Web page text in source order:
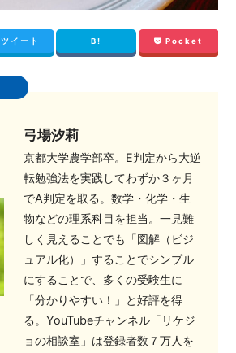
ツイート B! Pocket
弓場汐莉
京都大学農学部卒。E判定から大逆
転勉強法を実践してわずか３ヶ月
でA判定を取る。数学・化学・生
物などの理系科目を担当。一見難
しく見えることでも「図解（ビジ
ュアル化）」することでシンプル
にすることで、多くの受験生に
「分かりやすい！」と好評を得
る。YouTubeチャンネル「リケジ
ョの相談室」は登録者数７万人を